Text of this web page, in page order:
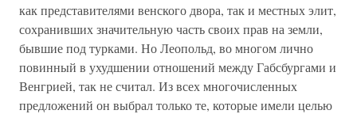
как представителями венского двора, так и местных элит,
сохранивших значительную часть своих прав на земли,
бывшие под турками. Но Леопольд, во многом лично
повинный в ухудшении отношений между Габсбургами и
Венгрией, так не считал. Из всех многочисленных
предложений он выбрал только те, которые имели целью